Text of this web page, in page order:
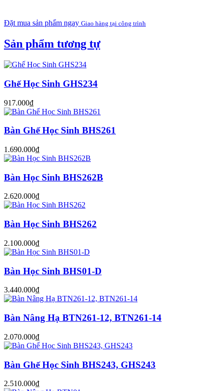
Đặt mua sản phẩm ngay Giao hàng tại công trình
Sản phẩm tương tự
Ghế Học Sinh GHS234
917.000₫
Bàn Ghế Học Sinh BHS261
1.690.000₫
Bàn Học Sinh BHS262B
2.620.000₫
Bàn Học Sinh BHS262
2.100.000₫
Bàn Học Sinh BHS01-D
3.440.000₫
Bàn Nâng Hạ BTN261-12, BTN261-14
2.070.000₫
Bàn Ghế Học Sinh BHS243, GHS243
2.510.000₫